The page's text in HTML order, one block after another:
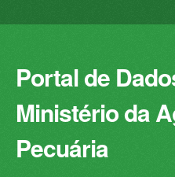
Portal de
Ministério da
Pecuária